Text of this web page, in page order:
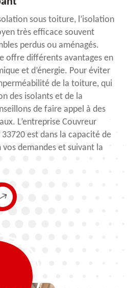
sous toiture, l’isolation
très efficace souvent
perdus ou aménagés.
offre différents avantages en
et d’énergie. Pour éviter
de la toiture, qui
des isolants et de la
de faire appel à des
L’entreprise Couvreur
est dans la capacité de
demandes et suivant la